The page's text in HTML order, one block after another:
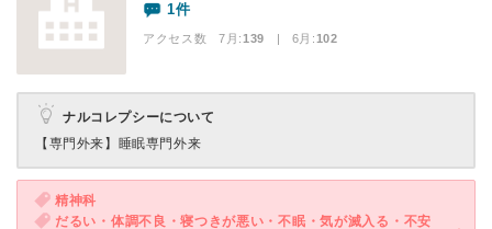
1件
アクセス数 7月:139 | 6月:102
ナルコレプシーについて
【専門外来】 睡眠専門外来
精神科
だるい・体調不良・寝つきが悪い・不眠・気が滅入る・不安